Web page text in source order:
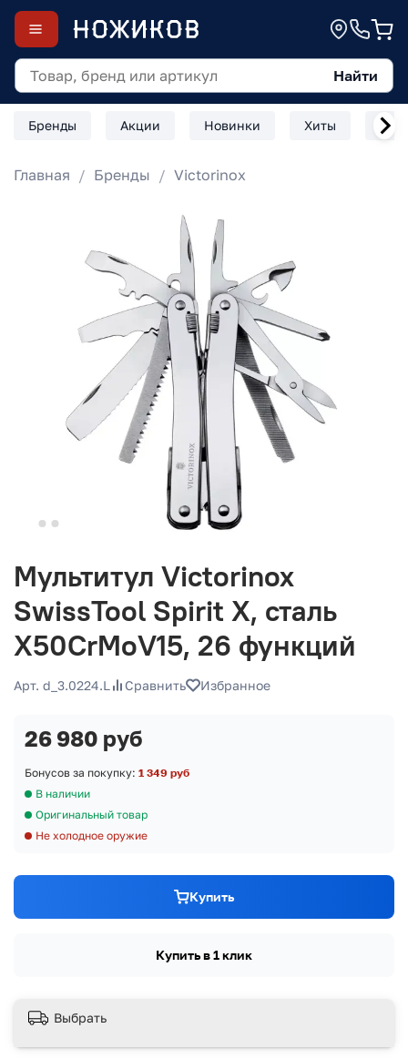
Найти
Бренды Акции Новинки Хиты
Главная Бренды Victorinox
Мультитул Victorinox
SwissTool Spirit X, сталь
X50CrMoV15, 26 функций
Арт. d_3.0224.L Сравнить Избранное
26 980 руб
Бонусов за покупку: 1 349 руб
В наличии
Оригинальный товар
Не холодное оружие
Купить
Купить в 1 клик
Выбрать